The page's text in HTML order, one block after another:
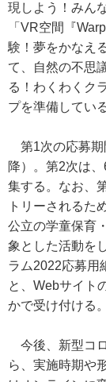
現しよう！みん
「VR空間『
験！夢をかなえ
て、自然の不思
る！わくわくク
プを準備している
第1次の応募期
降）。第2次は
集する。なお、
トリーされるた
公立の学童保育
象とした活動を
ラム2022応募用
と、Webサイト
かで受け付ける。
今後、新型コ
ら、実施時期や